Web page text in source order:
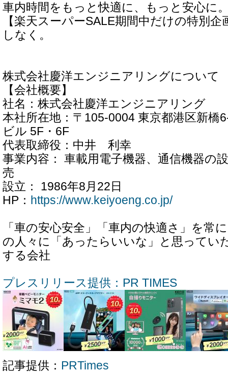
車内時間をもっと快適に、もっと安心に
【楽天スーパーSALE期間中だけの特別
しなく。
株式会社慶洋エンジニアリングについて
【会社概要】
社名：株式会社慶洋エンジニアリング
本社所在地：〒105-0004 東京都港区新
ビル 5F・6F
代表取締役：中井 利幸
事業内容： 車載用電子機器、通信機器の
売
設立： 1986年8月22日
HP： https://www.keiyoeng.co.jp/
「車の安心安全」「車内の快適さ」を常
の人々に「あったらいいな」と思ってい
する会社
プレスリリース提供：PR TIMES
記事提供： PRTimes